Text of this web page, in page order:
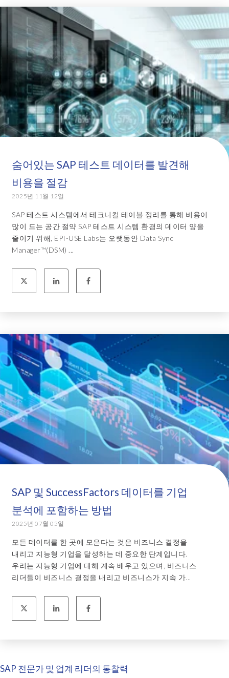
숨어있는 SAP 테스트 데이터를 발견해
비용을 절감
2025년 11월 12일
SAP 테스트 시스템에서 테크니컬 테이블 정리를 통해 비용이
많이 드는 공간 절약 SAP 테스트 시스템 환경의 데이터 양을
줄이기 위해, EPI-USE Labs는 오랫동안 Data Sync
Manager™(DSM) ...
SAP 및 SuccessFactors 데이터를 기업
분석에 포함하는 방법
2025년 07월 05일
모든 데이터를 한 곳에 모은다는 것은 비즈니스 결정을
내리고 지능형 기업을 달성하는 데 중요한 단계입니다.
우리는 지능형 기업에 대해 계속 배우고 있으며, 비즈니스
리더들이 비즈니스 결정을 내리고 비즈니스가 지속 가...
SAP 전문가 및 업계 리더의 통찰력